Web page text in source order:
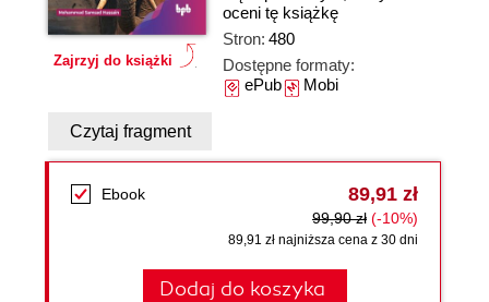
Zajrzyj do książki
oceni tę książkę
Stron: 480
Dostępne formaty:
ePubMobi
Czytaj fragment
Ebook 89,91 zł
99,90 zł (-10%)
89,91 zł najniższa cena z 30 dni
Dodaj do koszyka